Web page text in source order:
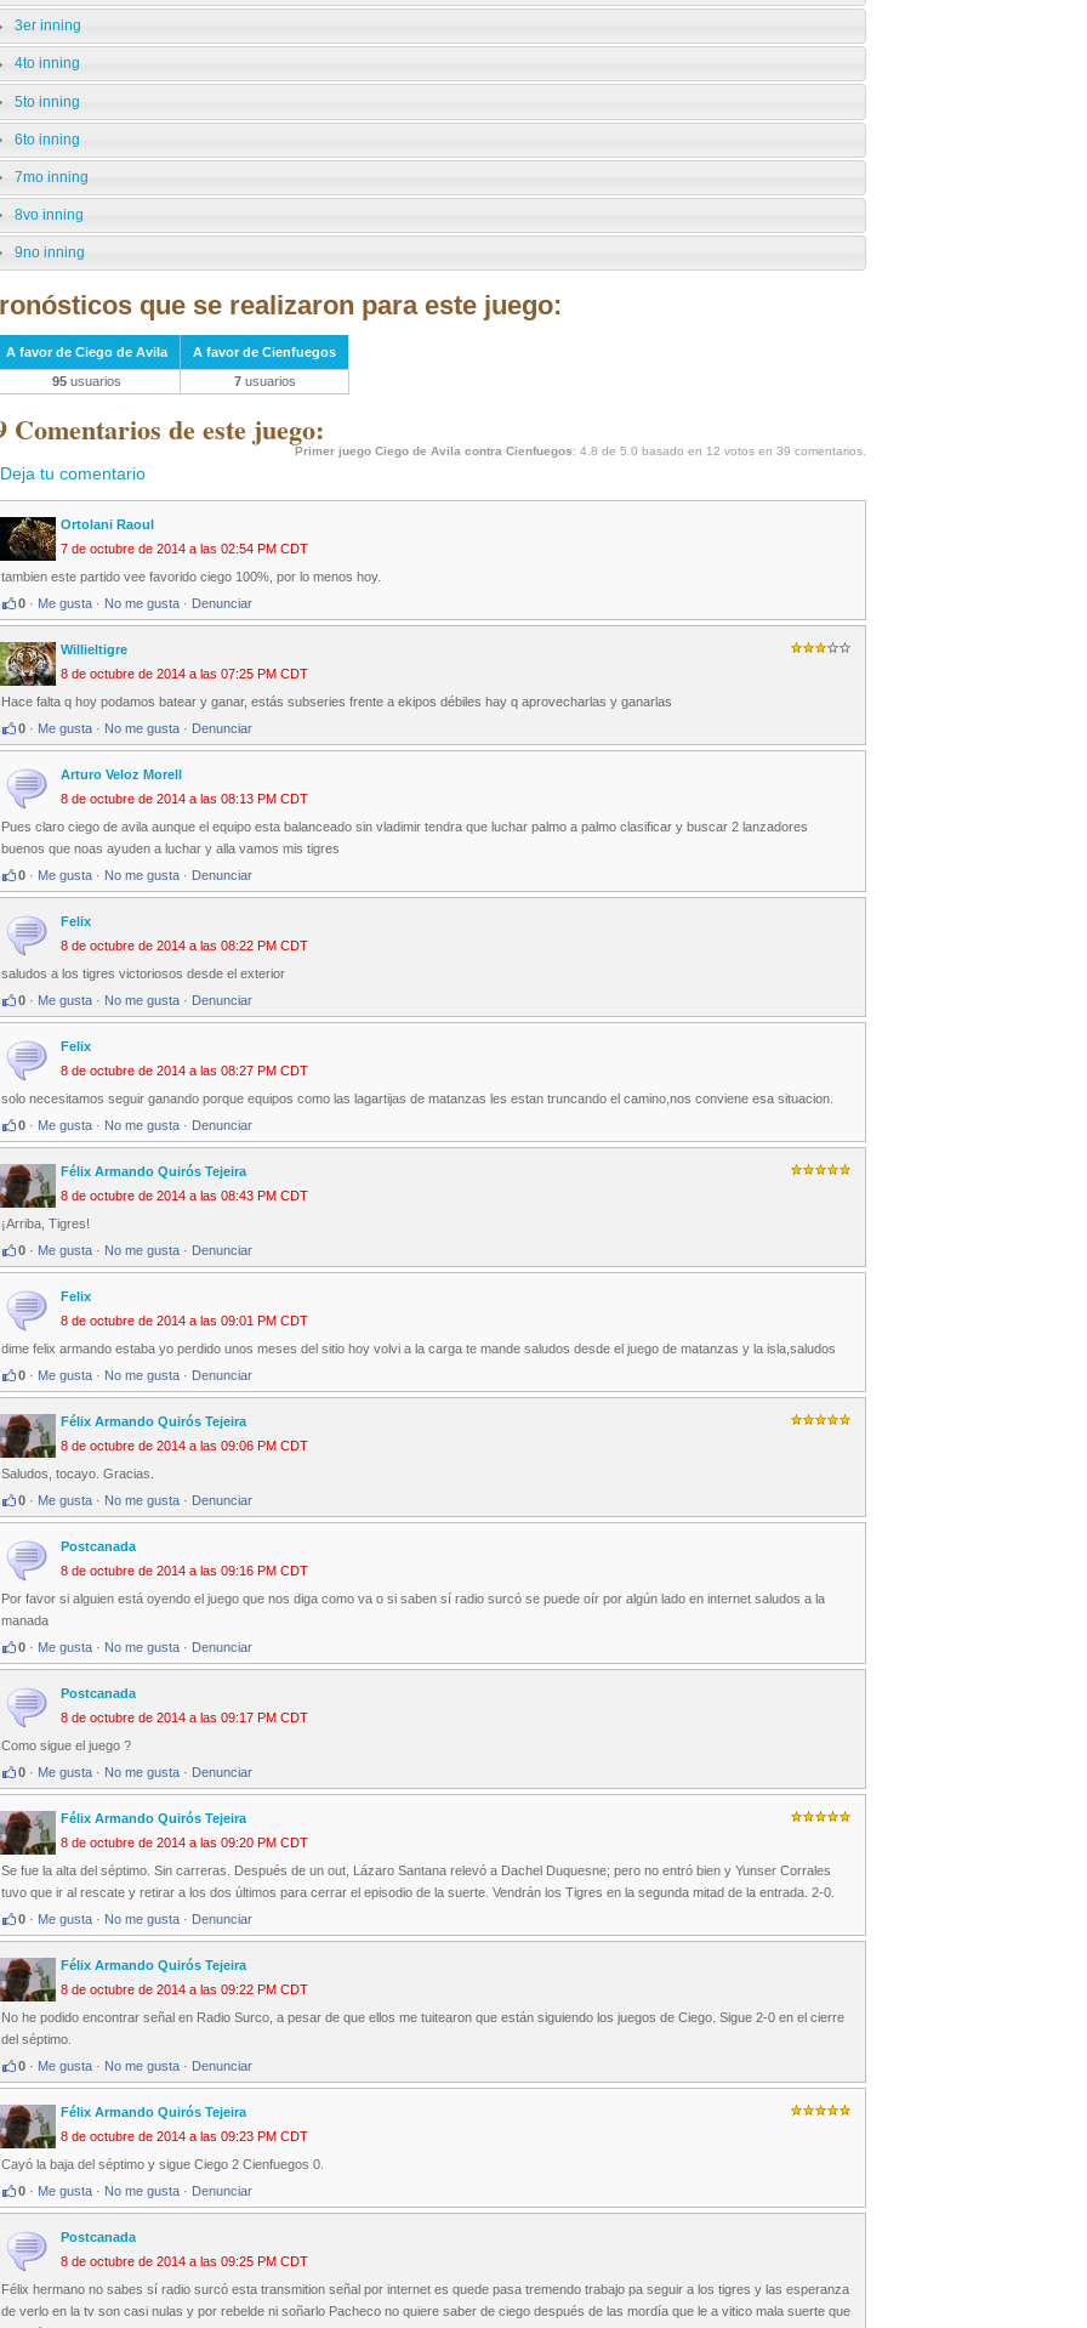
3er inning
4to inning
5to inning
6to inning
7mo inning
8vo inning
9no inning
que se realizaron para este juego:
A favor de Ciego de Avila
A favor de Cienfuegos
95 usuarios 7usuarios
Comentarios de este juego:
Primer juego Ciego de Avila contra Cienfuegos: 4.8 de 5.0 basado en 12 votos en 39 comentarios.
Deja tu comentario
Ortolani Raoul
7 de octubre de 2014 a las 02:54 PM CDT
tambien este partido vee favorido ciego 100%, por lo menos hoy.
0 · Me gusta · No me gusta · Denunciar
Willieltigre
8 de octubre de 2014 a las 07:25 PM CDT
Hace falta q hoy podamos batear y ganar, estás subseries frente a ekipos débiles hay q aprovecharlas y ganarlas
0 · Me gusta · No me gusta · Denunciar
Arturo Veloz Morell
8 de octubre de 2014 a las 08:13 PM CDT
Pues claro ciego de avila aunque el equipo esta balanceado sin vladimir tendra que luchar palmo a palmo clasificar y buscar 2 lanzadores
buenos que noas ayuden a luchar y alla vamos mis tigres
0 · Me gusta · No me gusta · Denunciar
Felix
8 de octubre de 2014 a las 08:22 PM CDT
saludos a los tigres victoriosos desde el exterior
0 · Me gusta · No me gusta · Denunciar
Felix
8 de octubre de 2014 a las 08:27 PM CDT
solo necesitamos seguir ganando porque equipos como las lagartijas de matanzas les estan truncando el camino,nos conviene esa situacion.
0 · Me gusta · No me gusta · Denunciar
Félix Armando Quirós Tejeira
8 de octubre de 2014 a las 08:43 PM CDT
¡Arriba, Tigres!
0 · Me gusta · No me gusta · Denunciar
Felix
8 de octubre de 2014 a las 09:01 PM CDT
dime felix armando estaba yo perdido unos meses del sitio hoy volvi a la carga te mande saludos desde el juego de matanzas y la isla,saludos
0 · Me gusta · No me gusta · Denunciar
Félix Armando Quirós Tejeira
8 de octubre de 2014 a las 09:06 PM CDT
Saludos, tocayo. Gracias.
0 · Me gusta · No me gusta · Denunciar
Postcanada
8 de octubre de 2014 a las 09:16 PM CDT
Por favor si alguien está oyendo el juego que nos diga como va o si saben sí radio surcó se puede oír por algún lado en internet saludos a la
manada
0 · Me gusta · No me gusta · Denunciar
Postcanada
8 de octubre de 2014 a las 09:17 PM CDT
Como sigue el juego ?
0 · Me gusta · No me gusta · Denunciar
Félix Armando Quirós Tejeira
8 de octubre de 2014 a las 09:20 PM CDT
Se fue la alta del séptimo. Sin carreras. Después de un out, Lázaro Santana relevó a Dachel Duquesne; pero no entró bien y Yunser Corrales
tuvo que ir al rescate y retirar a los dos últimos para cerrar el episodio de la suerte. Vendrán los Tigres en la segunda mitad de la entrada. 2-0.
0 · Me gusta · No me gusta · Denunciar
Félix Armando Quirós Tejeira
8 de octubre de 2014 a las 09:22 PM CDT
No he podido encontrar señal en Radio Surco, a pesar de que ellos me tuitearon que están siguiendo los juegos de Ciego. Sigue 2-0 en el cierre
del séptimo.
0 · Me gusta · No me gusta · Denunciar
Félix Armando Quirós Tejeira
8 de octubre de 2014 a las 09:23 PM CDT
Cayó la baja del séptimo y sigue Ciego 2 Cienfuegos 0.
0 · Me gusta · No me gusta · Denunciar
Postcanada
8 de octubre de 2014 a las 09:25 PM CDT
Félix hermano no sabes sí radio surcó esta transmition señal por internet es quede pasa tremendo trabajo pa seguir a los tigres y las esperanza
de verlo en la tv son casi nulas y por rebelde ni soñarlo Pacheco no quiere saber de ciego después de las mordía que le a vitico mala suerte que